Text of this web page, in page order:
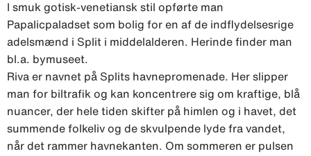
I smuk gotisk-venetiansk stil opførte man
Papalicpaladset som bolig for en af de indflydelsesrige
adelsmænd i Split i middelalderen. Herinde finder man
bl.a. bymuseet.
Riva er navnet på Splits havnepromenade. Her slipper
man for biltrafik og kan koncentrere sig om kraftige, blå
nuancer, der hele tiden skifter på himlen og i havet, det
summende folkeliv og de skvulpende lyde fra vandet,
når det rammer havnekanten. Om sommeren er pulsen